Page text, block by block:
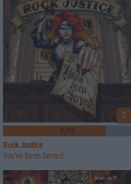
2
8/10
Rock Justice
You've Been Served